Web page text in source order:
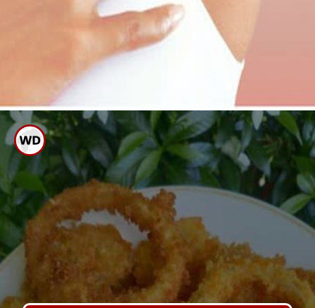
ಶೇವ್ ಮಾಡಿದ ಬಳಿಕ ಕಂಕುಳ ಭಾಗಕ್ಕೆ
ಸ್ಕಿನ್ ಕೇರ್ ಜೆಲ್ ಬಳಕೆ ಮಾಡಬೇಕು